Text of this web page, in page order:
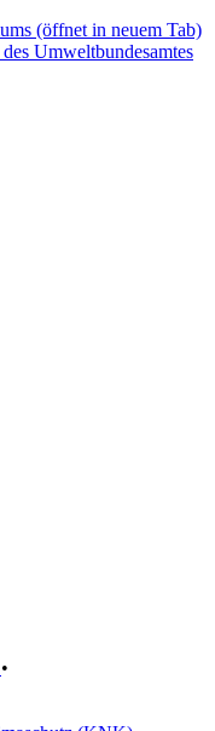
(öffnet in neuem Tab)
Umweltbundesamtes
•